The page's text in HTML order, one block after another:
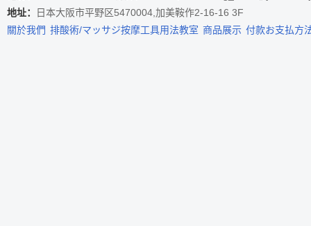
地址：
日本大阪市平野区5470004,加美鞍作2-16-16 3F
關於我們 排酸術/マッサジ按摩工具用法教室 商品展示 付款お支払方